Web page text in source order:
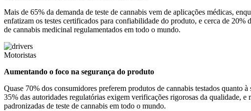
Mais de 65% da demanda de teste de cannabis vem de aplicações médicas,
enfatizam os testes certificados para confiabilidade do produto, e cerca de 20%
de cannabis medicinal regulamentados em todo o mundo.
Motoristas
Aumentando o foco na segurança do produto
Quase 70% dos consumidores preferem produtos de cannabis testados quanto
35% das autoridades regulatórias exigem verificações rigorosas da qualidade,
padronizadas de teste de cannabis em todo o mundo.